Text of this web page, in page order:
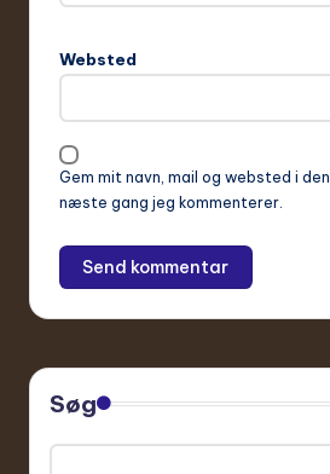
Websted
Gem mit navn, mail og websted i
næste gang jeg kommenterer.
Søg